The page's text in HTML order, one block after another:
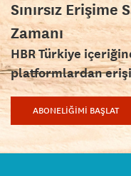
Sınırsız Erişime
Zamanı
HBR Türkiye
platformlardan
ABONELİĞİMİ BAŞLAT